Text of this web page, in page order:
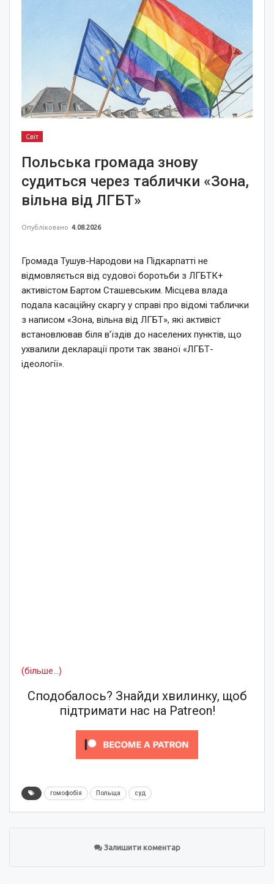
Світ
Польська громада знову
судиться через таблички «Зона,
вільна від ЛГБТ»
Опубліковано 4.08.2026
Громада Тушув-Народови на Підкарпатті не
відмовляється від судової боротьби з ЛГБТК+
активістом Бартом Сташевським. Місцева влада
подала касаційну скаргу у справі про відомі таблички
з написом «Зона, вільна від ЛГБТ», які активіст
встановлював біля в’їздів до населених пунктів, що
ухвалили декларації проти так званої «ЛГБТ-
ідеології».
(більше…)
Сподобалось? Знайди хвилинку, щоб
підтримати нас на Patreon!
гомофобія Польща суд
Залишити коментар